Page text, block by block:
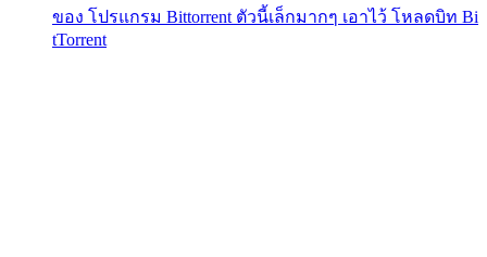
ของ โปรแกรม Bittorrent ตัวนี้เล็กมากๆ เอาไว้ โหลดบิท Bi
tTorrent